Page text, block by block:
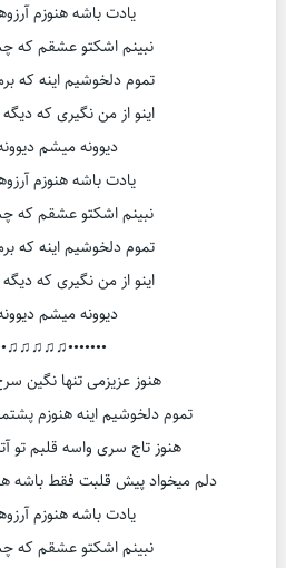
یادت باشه هنوزم
نبینم اشکتو عشقم که
تموم دلخوشیم اینه که
اینو از من نگیری که
دیوونه میشم
یادت باشه هنوزم
نبینم اشکتو عشقم که
تموم دلخوشیم اینه که
اینو از من نگیری که
دیوونه میشم
هنوز عزیزمی تنها نگین
تموم دلخوشیم اینه هنوزم
هنوز تاج سری واسه قلبم تو
دلم میخواد پیش قلبت فقط باشه
یادت باشه هنوزم
نبینم اشکتو عشقم که